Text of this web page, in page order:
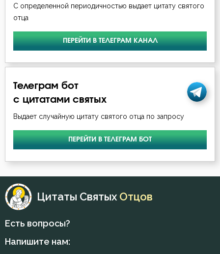
Ведение
Вера
Вечные муки
Воздержание
Воля Божия
Воскресение
Воспитание
Гнев
Гордость
Никон Оптинский (Беляев)
Нил Синайский
Симеон Новый Богослов
С определенной периодичностью выдает цитату святого
отца
ПЕРЕЙТИ В ТЕЛЕГРАМ КАНАЛ
Телеграм бот
с цитатами святых
Выдает случайную цитату святого отца по запросу
ПЕРЕЙТИ В ТЕЛЕГРАМ БОТ
Цитаты Святых Отцов
Есть вопросы?
Напишите нам: